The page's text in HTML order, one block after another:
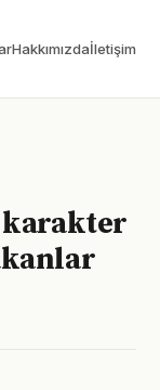
Hakkımızdaİletişim
karakter